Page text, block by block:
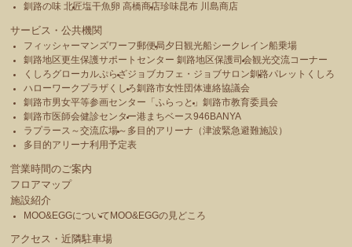
釧路の味 北匠塩干魚卵 高橋商店珍味昆布 川島商店
サービス・公共機関
フィッシャーマンズワーフ郵便局夕日観光船シークレイン船乗場
釧路地区更生保護サポートセンター 釧路地区保護司会観光交流コーナー
くしろグローカルぷらざジョブカフェ・ジョブサロン釧路パレットくしろ
ハローワークプラザくしろ釧路市女性団体連絡協議会
釧路市男女平等参画センター「ふらっと」釧路市教育委員会
釧路市医師会健診センター港まちベース946BANYA
ラプラース～交流広場～ 多目的アリーナ（津波緊急避難施設）
多目的アリーナ利用予定表
営業時間のご案内
フロアマップ
施設紹介
MOO&EGGについて MOO&EGGの見どころ
アクセス・近隣駐車場